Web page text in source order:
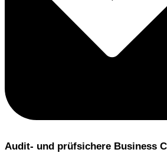
Audit- und prüfsichere Business